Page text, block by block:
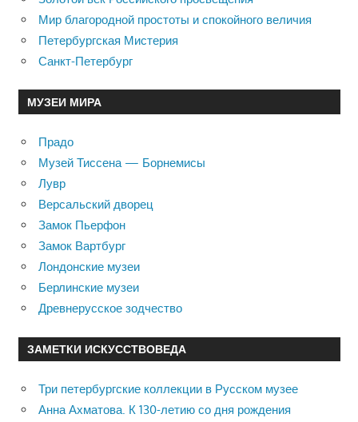
Мир благородной простоты и спокойного величия
Петербургская Мистерия
Санкт-Петербург
МУЗЕИ МИРА
Прадо
Музей Тиссена — Борнемисы
Лувр
Версальский дворец
Замок Пьерфон
Замок Вартбург
Лондонские музеи
Берлинские музеи
Древнерусское зодчество
ЗАМЕТКИ ИСКУССТВОВЕДА
Три петербургские коллекции в Русском музее
Анна Ахматова. К 130-летию со дня рождения